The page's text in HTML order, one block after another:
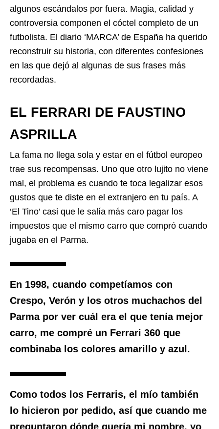
algunos escándalos por fuera. Magia, calidad y
controversia componen el cóctel completo de un
futbolista. El diario ‘MARCA’ de España ha querido
reconstruir su historia, con diferentes confesiones
en las que dejó al algunas de sus frases más
recordadas.
EL FERRARI DE FAUSTINO
ASPRILLA
La fama no llega sola y estar en el fútbol europeo
trae sus recompensas. Uno que otro lujito no viene
mal, el problema es cuando te toca legalizar esos
gustos que te diste en el extranjero en tu país. A
‘El Tino’ casi que le salía más caro pagar los
impuestos que el mismo carro que compró cuando
jugaba en el Parma.
En 1998, cuando competíamos con
Crespo, Verón y los otros muchachos del
Parma por ver cuál era el que tenía mejor
carro, me compré un Ferrari 360 que
combinaba los colores amarillo y azul .
Como todos los Ferraris, el mío también
lo hicieron por pedido, así que cuando me
preguntaron dónde quería mi nombre, yo